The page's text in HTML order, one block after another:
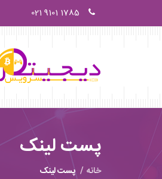
1785 9101 021
پست لینک
خانه پست لینک